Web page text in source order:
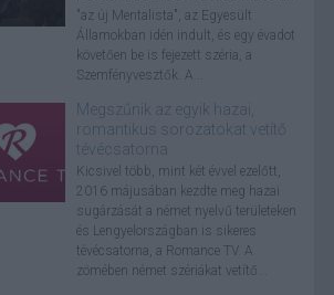
"az új Mentalista", az Egyesült
Államokban idén indult, és egy évadot
követően be is fejezett széria, a
Szemfényvesztők. A...
Megszűnik az egyik hazai,
romantikus sorozatokat vetítő
tévécsatorna
Kicsivel több, mint két évvel ezelőtt,
2016 májusában kezdte meg hazai
sugárzását a német nyelvű területeken
és Lengyelországban is sikeres
tévécsatorna, a Romance TV. A
zömében német szériákat vetítő...